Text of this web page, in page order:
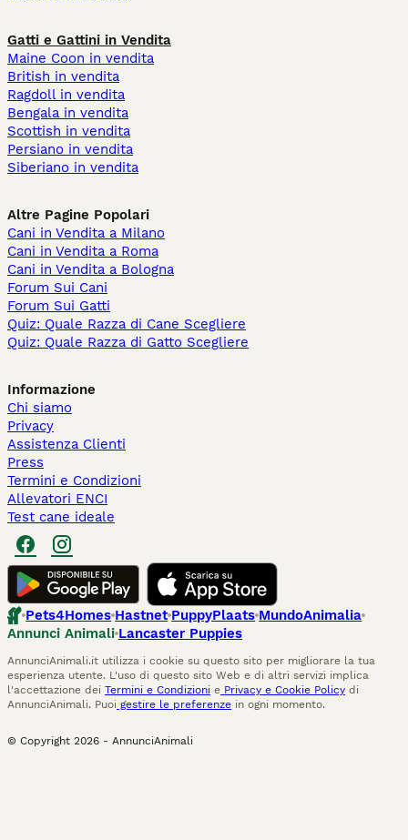
Gatti e Gattini in Vendita
Maine Coon in vendita
British in vendita
Ragdoll in vendita
Bengala in vendita
Scottish in vendita
Persiano in vendita
Siberiano in vendita
Altre Pagine Popolari
Cani in Vendita a Milano
Cani in Vendita a Roma
Cani in Vendita a Bologna
Forum Sui Cani
Forum Sui Gatti
Quiz: Quale Razza di Cane Scegliere
Quiz: Quale Razza di Gatto Scegliere
Informazione
Chi siamo
Privacy
Assistenza Clienti
Press
Termini e Condizioni
Allevatori ENCI
Test cane ideale
Pets4Homes Hastnet PuppyPlaats MundoAnimalia
Annunci Animali Lancaster Puppies
AnnunciAnimali.it utilizza i cookie su questo sito per migliorare la tua
esperienza utente. L'uso di questo sito Web e di altri servizi implica
l'accettazione dei Termini e Condizioni e Privacy e Cookie Policy di
AnnunciAnimali. Puoi gestire le preferenze in ogni momento.
© Copyright 2026 - AnnunciAnimali